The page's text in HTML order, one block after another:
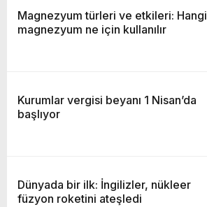
Magnezyum türleri ve etkileri: Hangi
magnezyum ne için kullanılır
Kurumlar vergisi beyanı 1 Nisan’da
başlıyor
Dünyada bir ilk: İngilizler, nükleer
füzyon roketini ateşledi